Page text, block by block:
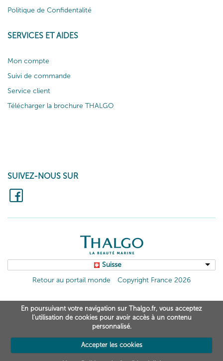
Politique de Confidentalité
SERVICES ET AIDES
Mon compte
Suivi de commande
Service client
Télécharger la brochure THALGO
SUIVEZ-NOUS SUR
Suisse
Retour au portail monde
Copyright France 2026
En poursuivant votre navigation sur Thalgo.fr, vous acceptez
l’utilisation de cookies pour avoir accès à un contenu
personnalisé.
Accepter les cookies